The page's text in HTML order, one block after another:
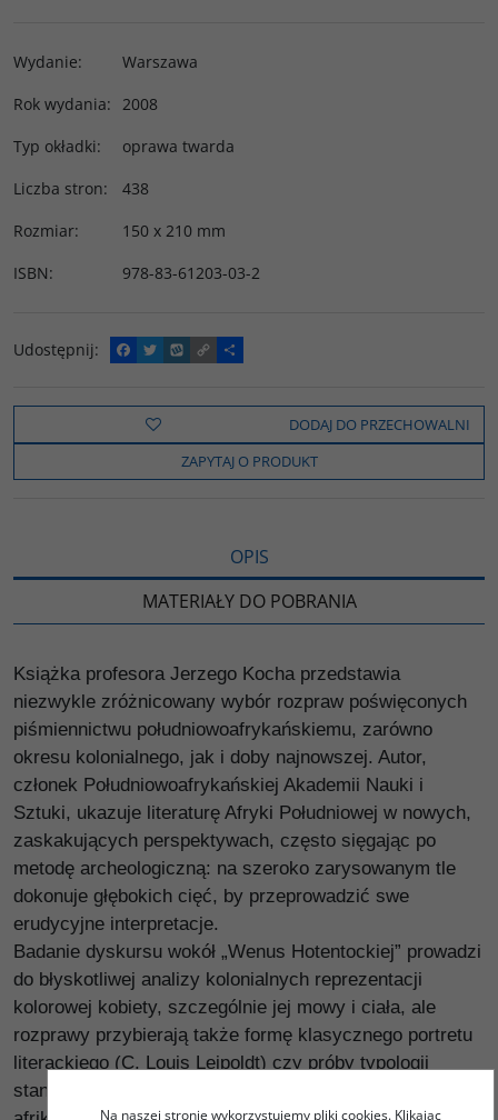
Wydanie:
Warszawa
Rok wydania: 2008
Typ okładki:
oprawa twarda
Liczba stron:
438
Rozmiar:
150 x 210 mm
ISBN: 978-83-61203-03-2
Udostępnij:
F
a
e
o
k
T
w
t
t
e
W
y
o
C
o
y
i
n
k
P
o
z
e
l
s
DODAJ DO PRZECHOWALNI
ZAPYTAJ O PRODUKT
OPIS
MATERIAŁY DO POBRANIA
Książka profesora Jerzego Kocha przedstawia
niezwykle zróżnicowany wybór rozpraw poświęconych
piśmiennictwu południowoafrykańskiemu, zarówno
okresu kolonialnego, jak i doby najnowszej. Autor,
członek Południowoafrykańskiej Akademii Nauki i
Sztuki, ukazuje literaturę Afryki Południowej w nowych,
zaskakujących perspektywach, często sięgając po
metodę archeologiczną: na szeroko zarysowanym tle
dokonuje głębokich cięć, by przeprowadzić swe
erudycyjne interpretacje.
Badanie dyskursu wokół „Wenus Hotentockiej” prowadzi
do błyskotliwej analizy kolonialnych reprezentacji
kolorowej kobiety, szczególnie jej mowy i ciała, ale
rozprawy przybierają także formę klasycznego portretu
literackiego (C. Louis Leipoldt) czy próby typologii
stanowisk badawczych (teorie na temat genezy języka
Na naszej stronie wykorzystujemy pliki cookies. Klikając